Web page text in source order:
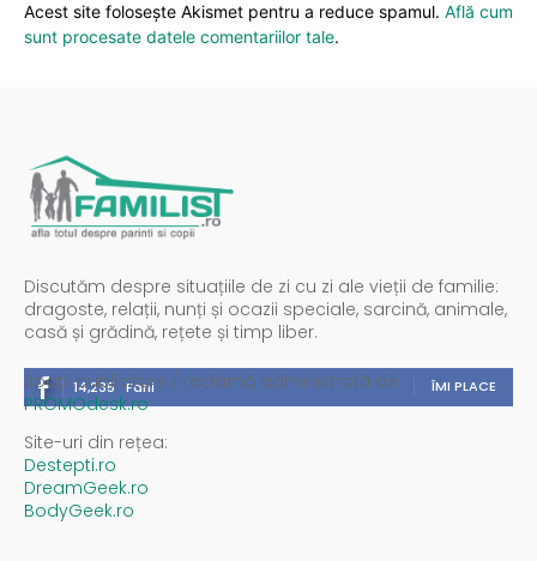
Acest site folosește Akismet pentru a reduce spamul. Află cum
sunt procesate datele comentariilor tale.
Discutăm despre situațiile de zi cu zi ale vieții de familie:
dragoste, relații, nunți și ocazii speciale, sarcină, animale,
casă și grădină, rețete și timp liber.
14,235 Fani ÎMI PLACE
Spații publicitare / reclamă administrată de
PROMOdesk.ro
Site-uri din rețea:
Destepti.ro
DreamGeek.ro
BodyGeek.ro